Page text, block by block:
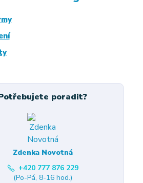
poradit?
Zdenka Novotná
+420 777 876 229
(Po-Pá, 8-16 hod.)